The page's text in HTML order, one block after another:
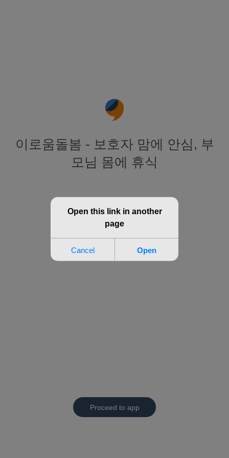
이로움돌봄 - 보호자 맘에 안심, 부
모님 몸에 휴식
Proceed to app